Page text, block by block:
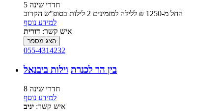
5 חדרי שינה
החל מ-‏1250 ₪ ללילה למזמינים 2 לילות בסופ"ש הקרוב
למידע נוסף
איש קשר: דורית
הצג מספר
055-4314232
בין הר לכנרת וילות ביבנאל
8 חדרי שינה
למידע נוסף
איש קשר: יניב